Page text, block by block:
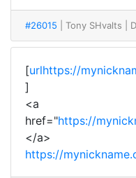
#26015 | Tony SHvalts |
[urlhttps://
]
<a
href="https://
</a>
https://